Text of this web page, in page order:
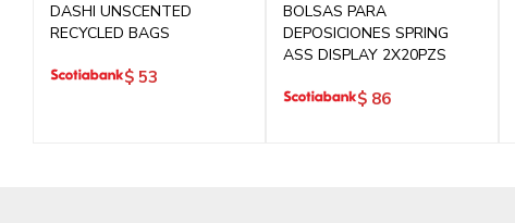
DASHI UNSCENTED
RECYCLED BAGS
$ 53
BOLSAS PARA
DEPOSICIONES SPRING
ASS DISPLAY 2X20PZS
$ 86